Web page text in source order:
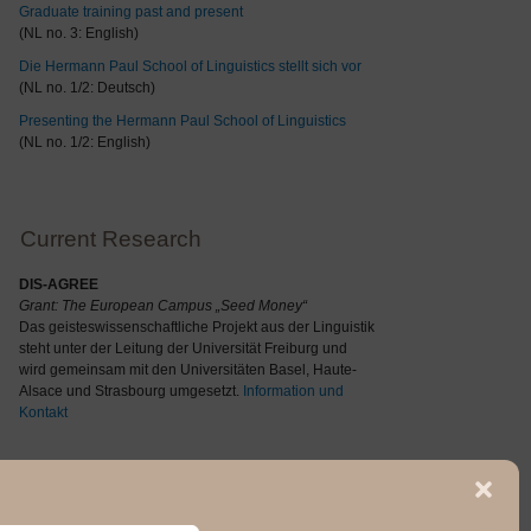
Graduate training past and present
(NL no. 3: English)
Die Hermann Paul School of Linguistics stellt sich vor
(NL no. 1/2: Deutsch)
Presenting the Hermann Paul School of Linguistics
(NL no. 1/2: English)
Current Research
DIS-AGREE
Grant: The European Campus „Seed Money“
Das geisteswissenschaftliche Projekt aus der Linguistik
steht unter der Leitung der Universität Freiburg und
wird gemeinsam mit den Universitäten Basel, Haute-
Alsace und Strasbourg umgesetzt. Information und
Kontakt